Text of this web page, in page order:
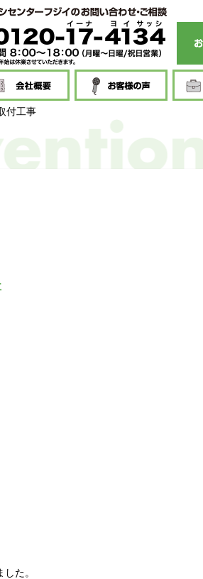
付工事
た。